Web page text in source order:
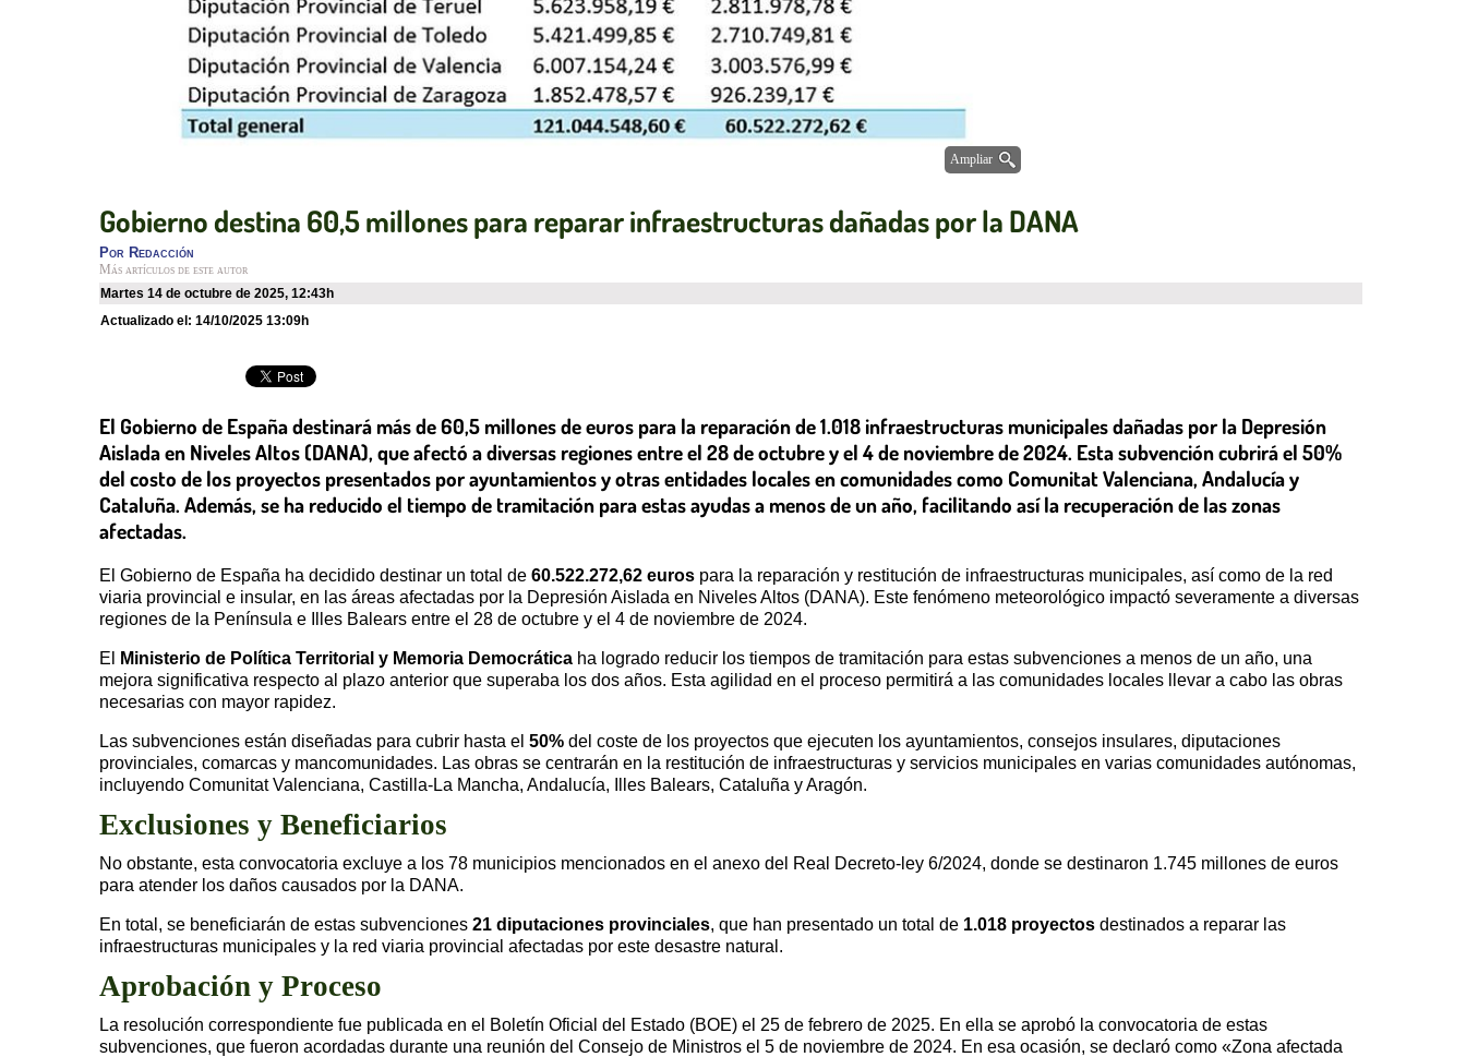
Ampliar
Gobierno destina 60,5 millones para reparar infraestructuras dañadas por la DANA
Por Redacción
Más artículos de este autor
martes 14 de octubre de 2025, 12:43h
Actualizado el: 14/10/2025 13:09h
El Gobierno de España destinará más de 60,5 millones de euros para la reparación de 1.018 infraestructuras municipales dañadas por la Depresión
Aislada en Niveles Altos (DANA), que afectó a diversas regiones entre el 28 de octubre y el 4 de noviembre de 2024. Esta subvención cubrirá el 50%
del costo de los proyectos presentados por ayuntamientos y otras entidades locales en comunidades como Comunitat Valenciana, Andalucía y
Cataluña. Además, se ha reducido el tiempo de tramitación para estas ayudas a menos de un año, facilitando así la recuperación de las zonas
afectadas.
El Gobierno de España ha decidido destinar un total de 60.522.272,62 euros para la reparación y restitución de infraestructuras municipales, así como de la red
viaria provincial e insular, en las áreas afectadas por la Depresión Aislada en Niveles Altos (DANA). Este fenómeno meteorológico impactó severamente a diversas
regiones de la Península e Illes Balears entre el 28 de octubre y el 4 de noviembre de 2024.
El Ministerio de Política Territorial y Memoria Democrática ha logrado reducir los tiempos de tramitación para estas subvenciones a menos de un año, una
mejora significativa respecto al plazo anterior que superaba los dos años. Esta agilidad en el proceso permitirá a las comunidades locales llevar a cabo las obras
necesarias con mayor rapidez.
Las subvenciones están diseñadas para cubrir hasta el 50% del coste de los proyectos que ejecuten los ayuntamientos, consejos insulares, diputaciones
provinciales, comarcas y mancomunidades. Las obras se centrarán en la restitución de infraestructuras y servicios municipales en varias comunidades autónomas,
incluyendo Comunitat Valenciana, Castilla-La Mancha, Andalucía, Illes Balears, Cataluña y Aragón.
Exclusiones y Beneficiarios
No obstante, esta convocatoria excluye a los 78 municipios mencionados en el anexo del Real Decreto-ley 6/2024, donde se destinaron 1.745 millones de euros
para atender los daños causados por la DANA.
En total, se beneficiarán de estas subvenciones 21 diputaciones provinciales, que han presentado un total de 1.018 proyectos destinados a reparar las
infraestructuras municipales y la red viaria provincial afectadas por este desastre natural.
Aprobación y Proceso
La resolución correspondiente fue publicada en el Boletín Oficial del Estado (BOE) el 25 de febrero de 2025. En ella se aprobó la convocatoria de estas
subvenciones, que fueron acordadas durante una reunión del Consejo de Ministros el 5 de noviembre de 2024. En esa ocasión, se declaró como «Zona afectada